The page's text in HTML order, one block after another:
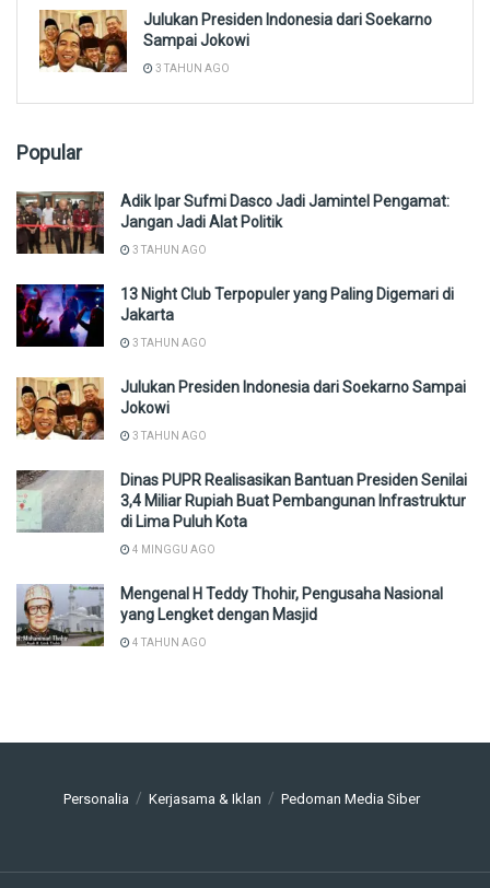
Julukan Presiden Indonesia dari Soekarno
Sampai Jokowi
3 TAHUN AGO
Popular
Adik Ipar Sufmi Dasco Jadi Jamintel Pengamat:
Jangan Jadi Alat Politik
3 TAHUN AGO
13 Night Club Terpopuler yang Paling Digemari di
Jakarta
3 TAHUN AGO
Julukan Presiden Indonesia dari Soekarno Sampai
Jokowi
3 TAHUN AGO
Dinas PUPR Realisasikan Bantuan Presiden Senilai
3,4 Miliar Rupiah Buat Pembangunan Infrastruktur
di Lima Puluh Kota
4 MINGGU AGO
Mengenal H Teddy Thohir, Pengusaha Nasional
yang Lengket dengan Masjid
4 TAHUN AGO
Personalia Kerjasama & Iklan Pedoman Media Siber